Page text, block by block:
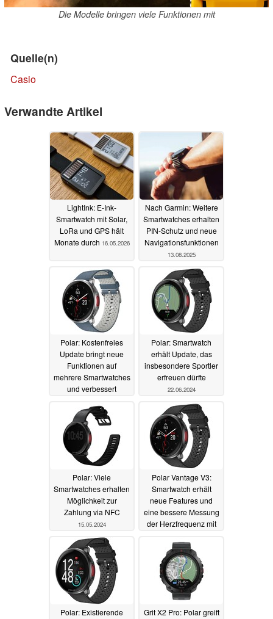
Die Modelle bringen viele Funktionen mit
Quelle(n)
Casio
Verwandte Artikel
LightInk: E-Ink-
Smartwatch mit Solar,
LoRa und GPS hält
Monate durch 16.05.2026
Nach Garmin: Weitere
Smartwatches erhalten
PIN-Schutz und neue
Navigationsfunktionen
13.08.2025
Polar: Kostenfreies
Update bringt neue
Funktionen auf
mehrere Smartwatches
und verbessert
Polar: Smartwatch
erhält Update, das
insbesondere Sportler
erfreuen dürfte
22.06.2024
Polar: Viele
Smartwatches erhalten
Möglichkeit zur
Zahlung via NFC
15.05.2024
Polar Vantage V3:
Smartwatch erhält
neue Features und
eine bessere Messung
der Herzfrequenz mit
18.04.2024
Polar: Existierende
Grit X2 Pro: Polar greift